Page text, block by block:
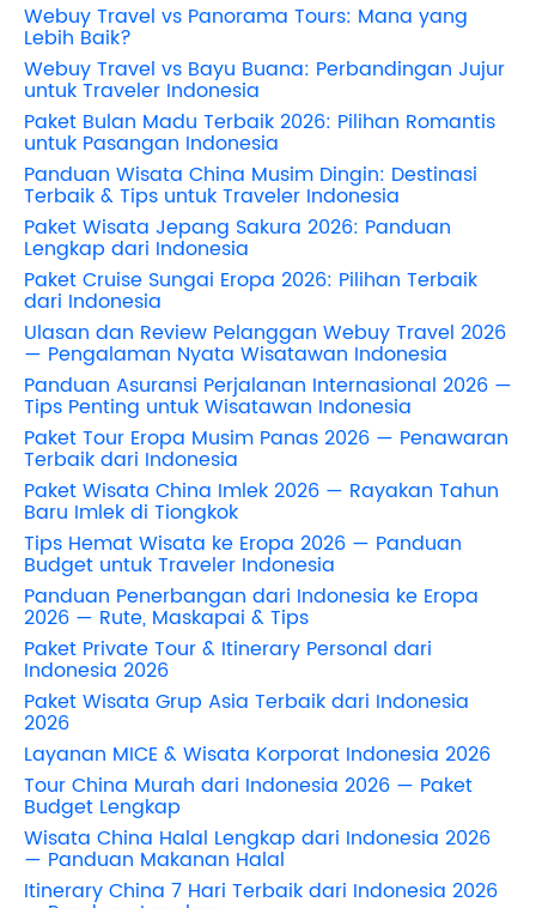
Webuy Travel vs Panorama Tours: Mana yang
Lebih Baik?
Webuy Travel vs Bayu Buana: Perbandingan Jujur
untuk Traveler Indonesia
Paket Bulan Madu Terbaik 2026: Pilihan Romantis
untuk Pasangan Indonesia
Panduan Wisata China Musim Dingin: Destinasi
Terbaik & Tips untuk Traveler Indonesia
Paket Wisata Jepang Sakura 2026: Panduan
Lengkap dari Indonesia
Paket Cruise Sungai Eropa 2026: Pilihan Terbaik
dari Indonesia
Ulasan dan Review Pelanggan Webuy Travel 2026
— Pengalaman Nyata Wisatawan Indonesia
Panduan Asuransi Perjalanan Internasional 2026 —
Tips Penting untuk Wisatawan Indonesia
Paket Tour Eropa Musim Panas 2026 — Penawaran
Terbaik dari Indonesia
Paket Wisata China Imlek 2026 — Rayakan Tahun
Baru Imlek di Tiongkok
Tips Hemat Wisata ke Eropa 2026 — Panduan
Budget untuk Traveler Indonesia
Panduan Penerbangan dari Indonesia ke Eropa
2026 — Rute, Maskapai & Tips
Paket Private Tour & Itinerary Personal dari
Indonesia 2026
Paket Wisata Grup Asia Terbaik dari Indonesia
2026
Layanan MICE & Wisata Korporat Indonesia 2026
Tour China Murah dari Indonesia 2026 — Paket
Budget Lengkap
Wisata China Halal Lengkap dari Indonesia 2026
— Panduan Makanan Halal
Itinerary China 7 Hari Terbaik dari Indonesia 2026